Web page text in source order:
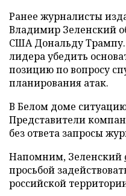
Ранее журналисты
Владимир Зеленский
США Дональду
лидера убедить
позицию по вопросу
планирования атак.
В Белом доме
Представители
без ответа запросы
Напомним, Зеленский
просьбой
российской